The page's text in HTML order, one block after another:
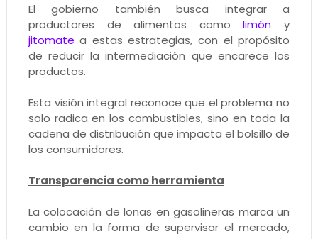
El gobierno también busca integrar a
productores de alimentos comolimón y
jitomate a estas estrategias, con el propósito
de reducir la intermediación que encarece los
productos.
Esta visión integral reconoce que el problema no
solo radica en los combustibles, sino en toda la
cadena de distribución que impacta el bolsillo de
los consumidores.
Transparencia como herramienta
La colocación de lonas en gasolineras marca un
cambio en la forma de supervisar el mercado,